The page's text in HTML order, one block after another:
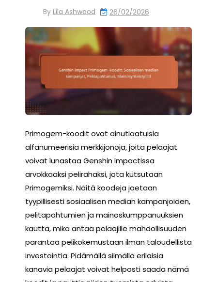
By Lila Ashwood 26/02/2026
Primogem-koodit ovat ainutlaatuisia
alfanumeerisia merkkijonoja, joita pelaajat
voivat lunastaa Genshin Impactissa
arvokkaaksi pelirahaksi, jota kutsutaan
Primogemiksi. Näitä koodeja jaetaan
tyypillisesti sosiaalisen median kampanjoiden,
pelitapahtumien ja mainoskumppanuuksien
kautta, mikä antaa pelaajille mahdollisuuden
parantaa pelikokemustaan ilman taloudellista
investointia. Pidämällä silmällä erilaisia
kanavia pelaajat voivat helposti saada nämä